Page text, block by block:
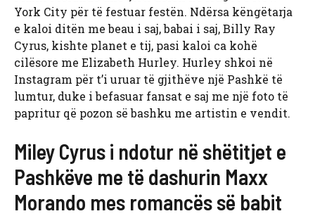
York City për të festuar festën. Ndërsa këngëtarja
e kaloi ditën me beau i saj, babai i saj, Billy Ray
Cyrus, kishte planet e tij, pasi kaloi ca kohë
cilësore me Elizabeth Hurley. Hurley shkoi në
Instagram për t’i uruar të gjithëve një Pashkë të
lumtur, duke i befasuar fansat e saj me një foto të
papritur që pozon së bashku me artistin e vendit.
Miley Cyrus i ndotur në shëtitjet e
Pashkëve me të dashurin Maxx
Morando mes romancës së babit